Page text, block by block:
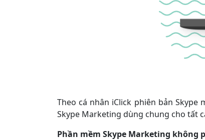
Theo cá nhân iClick phiên bản
Skype Marketing dùng chung cho tất
Phần mềm Skype Marketing không